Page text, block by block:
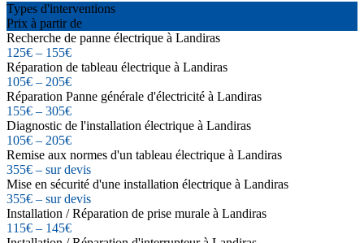
Types d'interventions
Prix à partir de
Recherche de panne électrique à Landiras
125€ – 155€
Réparation de tableau électrique à Landiras
105€ – 205€
Réparation Panne générale d'électricité à Landiras
155€ – 305€
Diagnostic de l'installation électrique à Landiras
105€ – 205€
Remise aux normes d'un tableau électrique à Landiras
355€ – sur devis
Mise en sécurité d'une installation électrique à Landiras
355€ – sur devis
Installation / Réparation de prise murale à Landiras
115€ – 145€